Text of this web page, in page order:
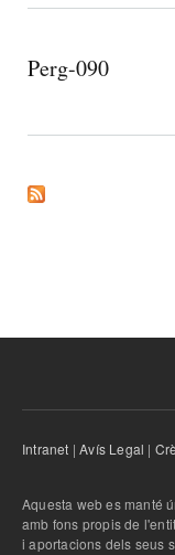
Perg-090
Intranet |Avís Legal |
Aquesta web es manté
amb fons propis de
i aportacions dels seus